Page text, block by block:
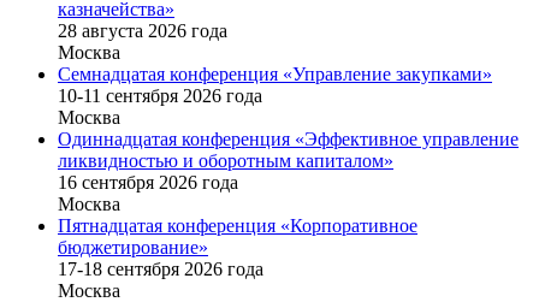
казначейства»
28 августа 2026 года
Москва
Семнадцатая конференция «Управление закупками»
10-11 сентября 2026 года
Москва
Одиннадцатая конференция «Эффективное управление
ликвидностью и оборотным капиталом»
16 cентября 2026 года
Москва
Пятнадцатая конференция «Корпоративное
бюджетирование»
17-18 сентября 2026 года
Москва